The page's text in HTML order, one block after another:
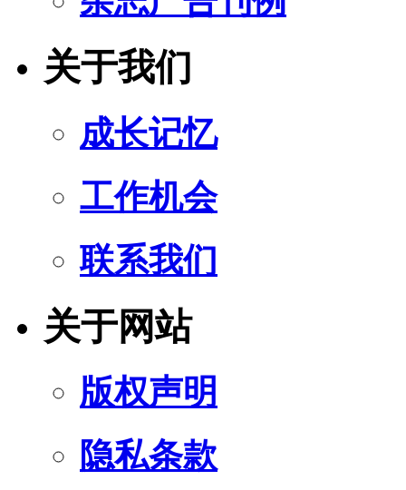
关于我们
成长记忆
工作机会
联系我们
关于网站
版权声明
隐私条款